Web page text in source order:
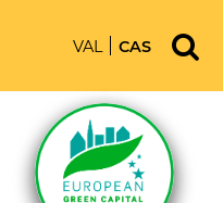
VAL CAS